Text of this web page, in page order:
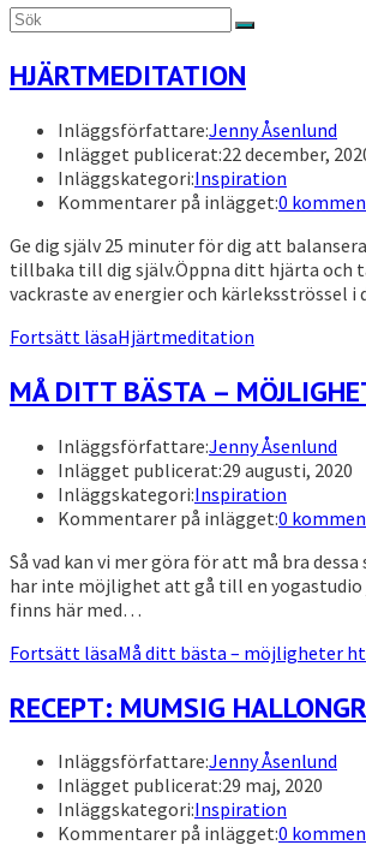
HJÄRTMEDITATION
Inläggsförfattare:Jenny Åsenlund
Inlägget publicerat:22 december,
Inläggskategori:Inspiration
Kommentarer på inlägget:0
Ge dig själv 25 minuter för dig att
tillbaka till dig själv.Öppna ditt hjärta och
vackraste av energier och kärleksströssel
Fortsätt läsaHjärtmeditation
MÅ DITT BÄSTA –
Inläggsförfattare:Jenny Åsenlund
Inlägget publicerat:29 augusti, 2020
Inläggskategori:Inspiration
Kommentarer på inlägget:0
Så vad kan vi mer göra för att må bra
har inte möjlighet att gå till en yogastudio
finns här med…
Fortsätt läsaMå ditt bästa – möjligheter ht
RECEPT: MUMSIG
Inläggsförfattare:Jenny Åsenlund
Inlägget publicerat:29 maj, 2020
Inläggskategori:Inspiration
Kommentarer på inlägget:0